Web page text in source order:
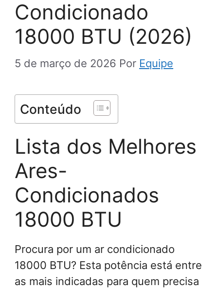
Condicionado
18000 BTU (2026)
5 de março de 2026 Por Equipe
Conteúdo
Lista dos Melhores
Ares-
Condicionados
18000 BTU
Procura por um ar condicionado
18000 BTU? Esta potência está entre
as mais indicadas para quem precisa